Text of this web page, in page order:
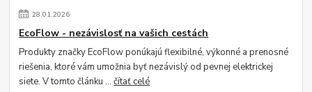
28.01.2026
EcoFlow - nezávislosť na vašich cestách
Produkty značky EcoFlow ponúkajú flexibilné, výkonné a prenosné
riešenia, ktoré vám umožnia byť nezávislý od pevnej elektrickej
siete. V tomto článku ...čítať celé